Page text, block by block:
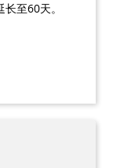
至60天。